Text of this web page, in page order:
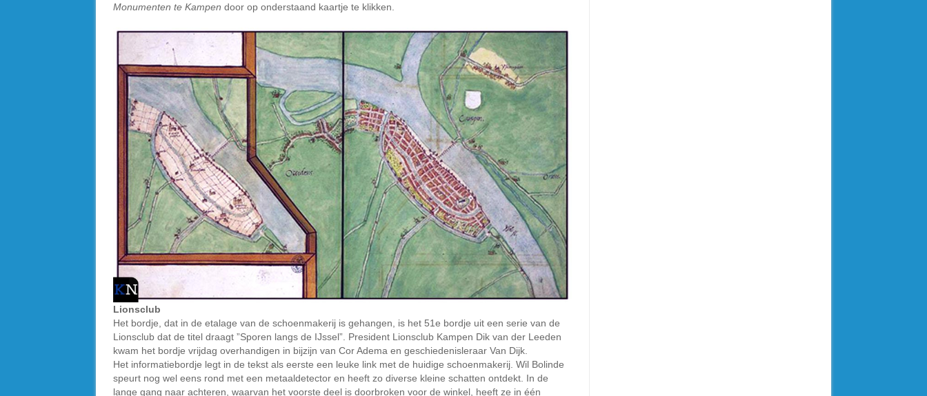
Monumenten te Kampen door op onderstaand kaartje te klikken.
Lionsclub
Het bordje, dat in de etalage van de schoenmakerij is gehangen, is het 51e bordje uit een serie van de
Lionsclub dat de titel draagt ”Sporen langs de IJssel”. President Lionsclub Kampen Dik van der Leeden
kwam het bordje vrijdag overhandigen in bijzijn van Cor Adema en geschiedenisleraar Van Dijk.
Het informatiebordje legt in de tekst als eerste een leuke link met de huidige schoenmakerij. Wil Bolinde
speurt nog wel eens rond met een metaaldetector en heeft zo diverse kleine schatten ontdekt. In de
lange gang naar achteren, waarvan het voorste deel is doorbroken voor de winkel, heeft ze in één